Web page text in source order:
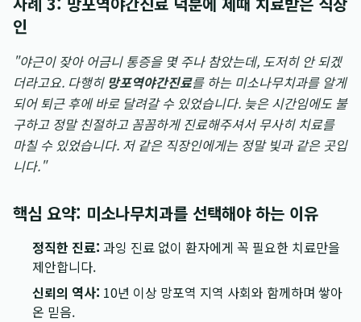
인
"야근이 잦아 어금니 통증을 몇 주나 참았는데, 도저히 안 되겠
더라고요. 다행히 망포역야간진료를 하는 미소나무치과를 알게
되어 퇴근 후에 바로 달려갈 수 있었습니다. 늦은 시간임에도 불
구하고 정말 친절하고 꼼꼼하게 진료해주셔서 무사히 치료를
마칠 수 있었습니다. 저 같은 직장인에게는 정말 빛과 같은 곳입
니다."
핵심 요약: 미소나무치과를 선택해야 하는 이유
정직한 진료: 과잉 진료 없이 환자에게 꼭 필요한 치료만을
제안합니다.
신뢰의 역사: 10년 이상 망포역 지역 사회와 함께하며 쌓아
온 믿음.